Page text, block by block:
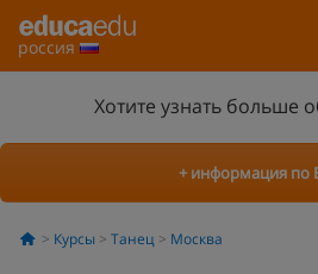
россия
Хотите узнать больше
+ информация по
Курсы Танец Москва